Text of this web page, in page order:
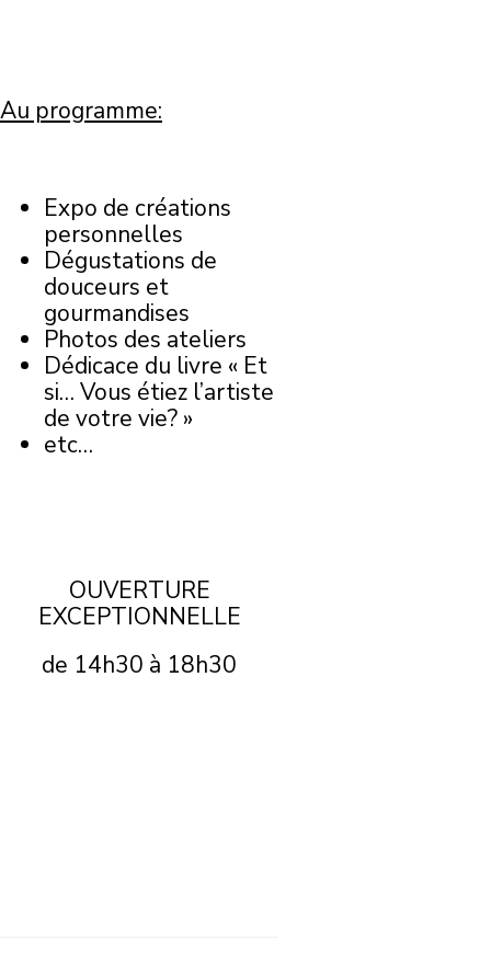
Au programme:
Expo de créations
personnelles
Dégustations de
douceurs et
gourmandises
Photos des ateliers
Dédicace du livre « Et
si… Vous étiez l’artiste
de votre vie? »
etc…
OUVERTURE
EXCEPTIONNELLE
de 14h30 à 18h30